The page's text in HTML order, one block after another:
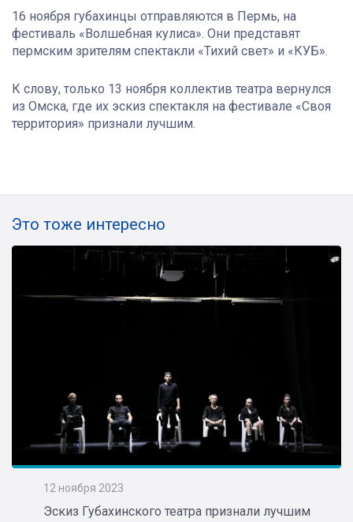
16 ноября губахинцы отправляются в Пермь, на
фестиваль «Волшебная кулиса». Они представят
пермским зрителям спектакли «Тихий свет» и «КУБ».
К слову, только 13 ноября коллектив театра вернулся
из Омска, где их эскиз спектакля на фестивале «Своя
территория» признали лучшим.
Это тоже интересно
12 ноября 2023
Эскиз Губахинского театра признали лучшим